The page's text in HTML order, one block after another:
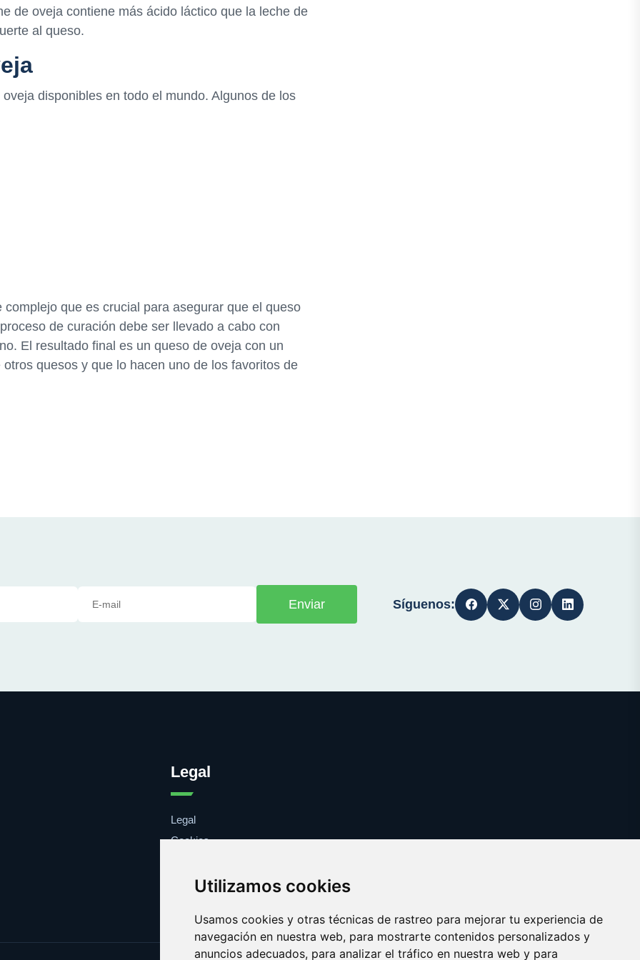
Utilizamos cookies
Usamos cookies y otras técnicas de rastreo para mejorar tu experiencia de
navegación en nuestra web, para mostrarte contenidos personalizados y
anuncios adecuados, para analizar el tráfico en nuestra web y para
de oveja contiene más ácido láctico que la leche de
al queso.
disponibles en todo el mundo. Algunos de los
que es crucial para asegurar que el queso
de curación debe ser llevado a cabo con
El resultado final es un queso de oveja con un
quesos y que lo hacen uno de los favoritos de
Enviar Síguenos:
Legal
Legal
Cookies